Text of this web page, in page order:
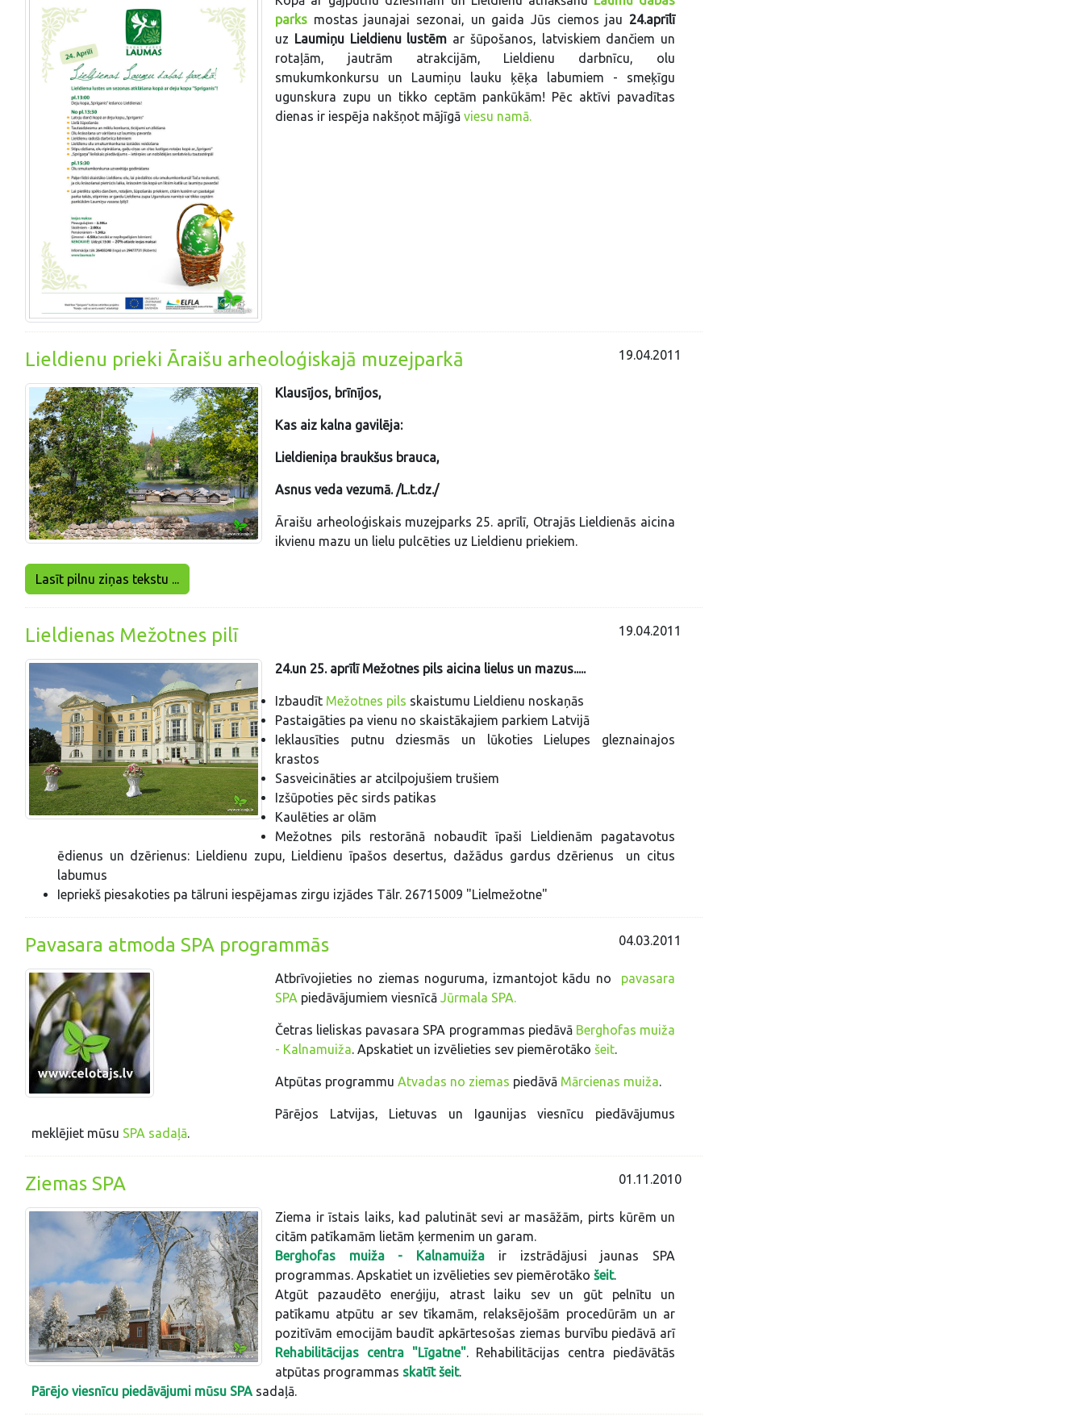
parks mostas jaunajai sezonai, un gaida Jūs ciemos jau 24.aprīlī
uz
Laumiņu Lieldienu lustēm ar šūpošanos, latviskiem dančiem un
rotaļām, jautrām atrakcijām, Lieldienu darbnīcu, olu
smukumkonkursu un Laumiņu lauku ķēķa labumiem - smeķīgu
ugunskura zupu un tikko ceptām pankūkām! Pēc aktīvi pavadītas
dienas ir iespēja nakšņot mājīgā viesu namā.
Lieldienu prieki Āraišu arheoloģiskajā muzejparkā 19.04.2011
Klausījos, brīnījos,
Kas aiz kalna gavilēja:
Lieldieniņa braukšus brauca,
Asnus veda vezumā. /L.t.dz./
Āraišu arheoloģiskais muzejparks 25. aprīlī, Otrajās Lieldienās aicina
ikvienu mazu un lielu pulcēties uz Lieldienu priekiem.
Lasīt pilnu ziņas tekstu ...
Lieldienas Mežotnes pilī 19.04.2011
24.un 25. aprīlī Mežotnes pils aicina lielus un mazus.....
Izbaudīt Mežotnes pils skaistumu Lieldienu noskaņās
Pastaigāties pa vienu no skaistākajiem parkiem Latvijā
Ieklausīties putnu dziesmās un lūkoties Lielupes gleznainajos
krastos
Sasveicināties ar atcilpojušiem trušiem
Izšūpoties pēc sirds patikas
Kaulēties ar olām
Mežotnes pils restorānā nobaudīt īpaši Lieldienām pagatavotus
ēdienus un dzērienus: Lieldienu zupu, Lieldienu īpašos desertus, dažādus gardus dzērienus un citus
labumus
Iepriekš piesakoties pa tālruni iespējamas zirgu izjādes Tālr. 26715009 "Lielmežotne"
Pavasara atmoda SPA programmās 04.03.2011
Atbrīvojieties no ziemas noguruma, izmantojot kādu no pavasara
SPA piedāvājumiem viesnīcā Jūrmala SPA.
Četras lieliskas pavasara SPA programmas piedāvā Berghofas muiža
- Kalnamuiža. Apskatiet un izvēlieties sev piemērotāko šeit.
Atpūtas programmu Atvadas no ziemas piedāvā Mārcienas muiža.
Pārējos Latvijas, Lietuvas un Igaunijas viesnīcu piedāvājumus
meklējiet mūsu SPA sadaļā.
Ziemas SPA 01.11.2010
Ziema ir īstais laiks, kad palutināt sevi ar masāžām, pirts kūrēm un
citām patīkamām lietām ķermenim un garam.
Berghofas muiža - Kalnamuiža
ir izstrādājusi jaunas SPA
programmas. Apskatiet un izvēlieties sev piemērotāko šeit.
Atgūt pazaudēto enerģiju, atrast laiku sev un gūt pelnītu un
patīkamu atpūtu ar sev tīkamām, relaksējošām procedūrām un ar
pozitīvām emocijām baudīt apkārtesošas ziemas burvību piedāvā arī
Rehabilitācijas centra "Līgatne". Rehabilitācijas centra piedāvātās
atpūtas programmas skatīt šeit.
Pārējo viesnīcu piedāvājumi mūsu SPA sadaļā.